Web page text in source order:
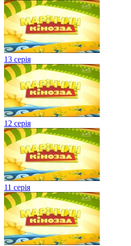
13 серія
12 серія
11 серія